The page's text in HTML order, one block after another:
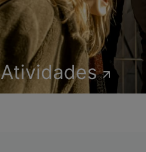
Atividades